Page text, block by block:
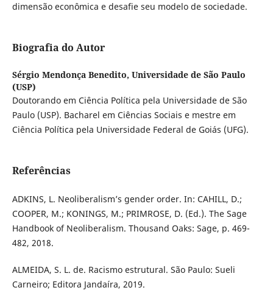
dimensão econômica e desafie seu modelo de sociedade.
Biografia do Autor
Sérgio Mendonça Benedito, Universidade de São Paulo
(USP)
Doutorando em Ciência Política pela Universidade de São
Paulo (USP). Bacharel em Ciências Sociais e mestre em
Ciência Política pela Universidade Federal de Goiás (UFG).
Referências
ADKINS, L. Neoliberalism’s gender order. In: CAHILL, D.;
COOPER, M.; KONINGS, M.; PRIMROSE, D. (Ed.). The Sage
Handbook of Neoliberalism. Thousand Oaks: Sage, p. 469-
482, 2018.
ALMEIDA, S. L. de. Racismo estrutural. São Paulo: Sueli
Carneiro; Editora Jandaíra, 2019.